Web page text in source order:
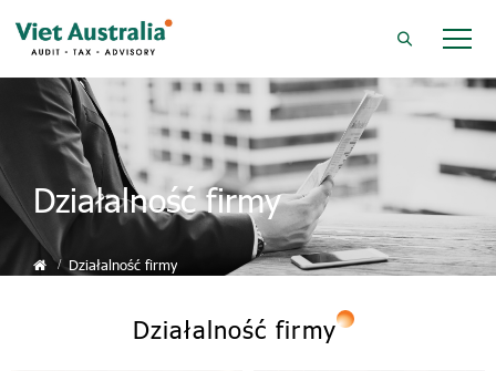
Działalność firmy
Działalność firmy
Działalność firmy